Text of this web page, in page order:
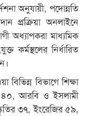
অনুযায়ী, পদোন্নতি
প্রক্রিয়া অনলাইনে
অধ্যাপকরা মাধ্যমিক
কর্মস্থলের নির্ধারিত
বিভাগে শিক্ষা
৪০, আরবি ও ইসলামী
৩৭, ইংরেজির ৫৯,